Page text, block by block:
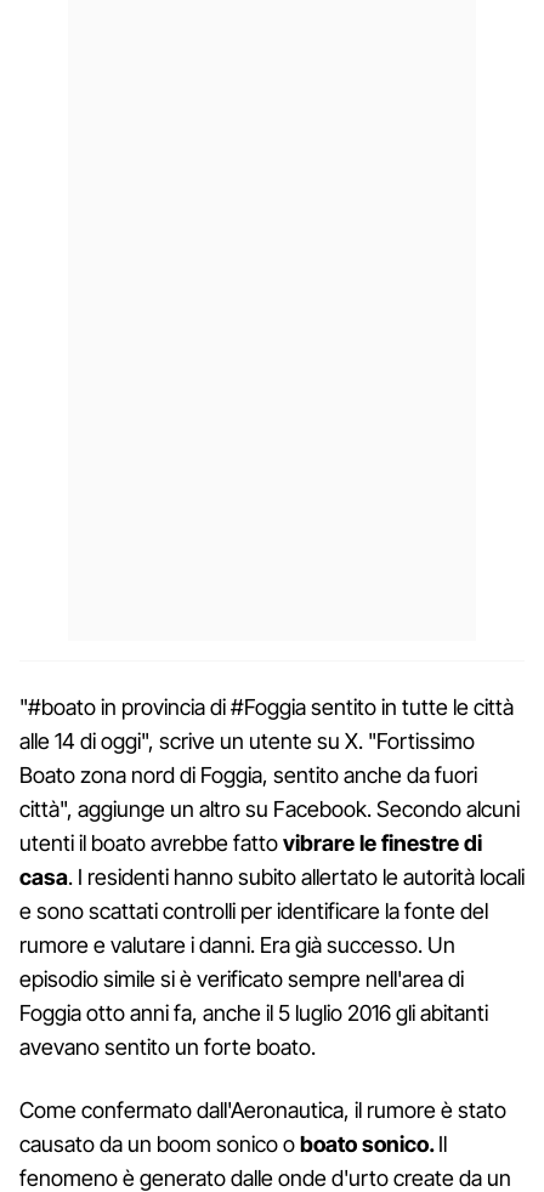
"#boato in provincia di #Foggia sentito in tutte le città
alle 14 di oggi", scrive un utente su X. "Fortissimo
Boato zona nord di Foggia, sentito anche da fuori
città", aggiunge un altro su Facebook. Secondo alcuni
utenti il boato avrebbe fattovibrare le finestre di
casa. I residenti hanno subito allertato le autorità locali
e sono scattati controlli per identificare la fonte del
rumore e valutare i danni. Era già successo. Un
episodio simile si è verificato sempre nell'area di
Foggia otto anni fa, anche il 5 luglio 2016 gli abitanti
avevano sentito un forte boato.
Come confermato dall'Aeronautica, il rumore è stato
causato da un boom sonico oboato sonico.Il
fenomeno è generato dalle onde d'urto create da un